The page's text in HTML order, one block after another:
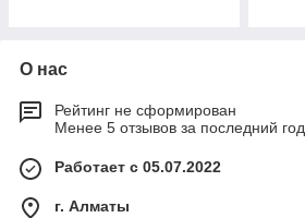
О нас
Рейтинг не сформирован
Менее 5 отзывов за последний год
Работает с 05.07.2022
г. Алматы